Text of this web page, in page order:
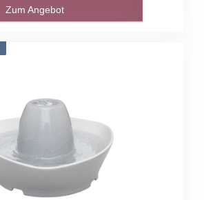
Zum Angebot